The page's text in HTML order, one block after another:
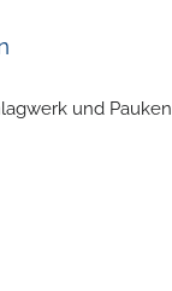
und Pauken